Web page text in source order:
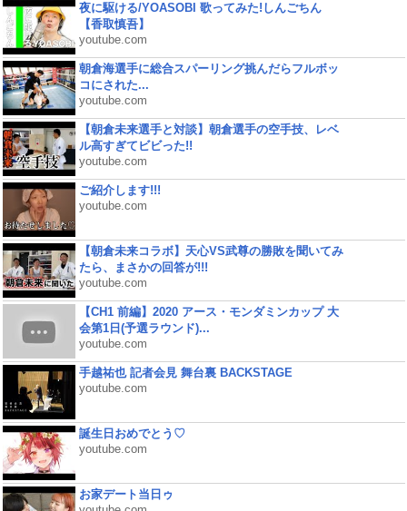
夜に駆ける/YOASOBI 歌ってみた!しんごちん
【香取慎吾】
youtube.com
朝倉海選手に総合スパーリング挑んだらフルボッ
コにされた...
youtube.com
【朝倉未来選手と対談】朝倉選手の空手技、レベ
ル高すぎてビビった!!
youtube.com
ご紹介します!!!
youtube.com
【朝倉未来コラボ】天心VS武尊の勝敗を聞いてみ
たら、まさかの回答が!!!
youtube.com
【CH1 前編】2020 アース・モンダミンカップ 大
会第1日(予選ラウンド)...
youtube.com
手越祐也 記者会見 舞台裏 BACKSTAGE
youtube.com
誕生日おめでとう♡
youtube.com
お家デート当日ゥ